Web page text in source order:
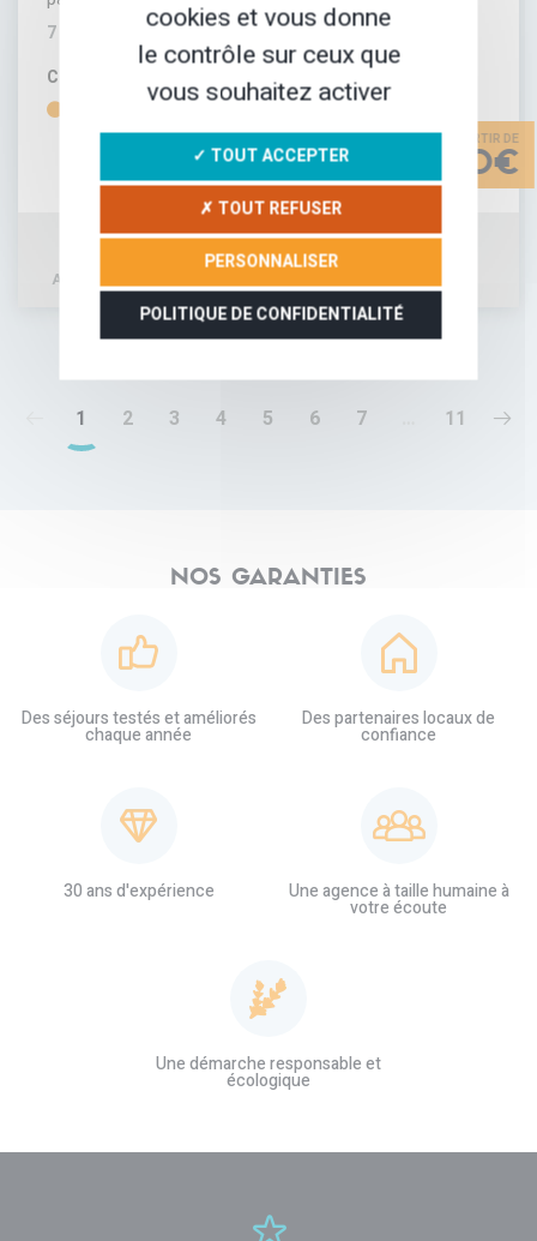
7 JOURS
CONFORT
DIFFICULTÉ
890€
AJOUTER À MA SÉLECTION
1 2 3 4 5 6 7 11
NOS GARANTIES
Des séjours testés et améliorés
chaque année
Des partenaires locaux de
confiance
30 ans d'expérience Une agence à taille humaine à
votre écoute
Une démarche responsable et
écologique
cookies et vous donne
le contrôle sur ceux que
vous souhaitez activer
✓ TOUT ACCEPTER
✗ TOUT REFUSER
PERSONNALISER
POLITIQUE DE CONFIDENTIALITÉ